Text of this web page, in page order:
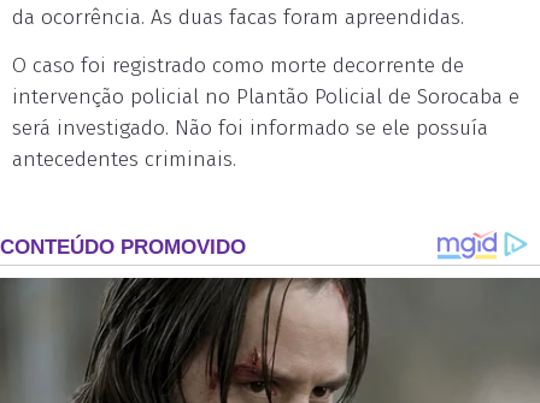
da ocorrência. As duas facas foram apreendidas.
O caso foi registrado como morte decorrente de
intervenção policial no Plantão Policial de Sorocaba e
será investigado. Não foi informado se ele possuía
antecedentes criminais.